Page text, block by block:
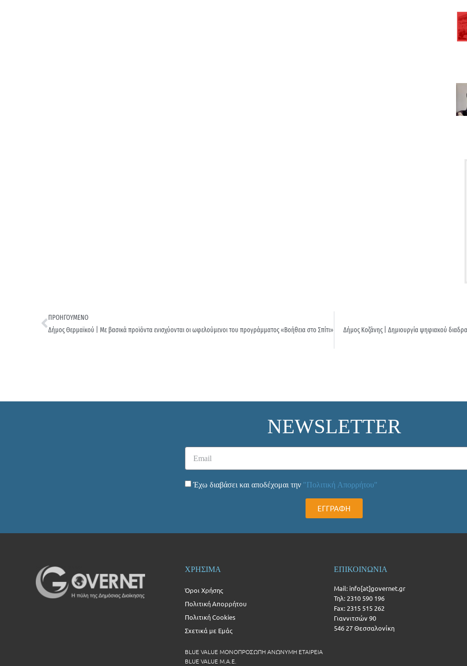
ΠΡΟΗΓΟΥΜΕΝΟ
Δήμος Θερμαϊκού | Με βασικά προϊόντα ενισχύονται οι ωφελούμενοι του προγράμματος «Βοήθεια στο Σπίτι»
Δήμος Κοζάνης | Δημιουργία ψηφιακού
NEWSLETTER
Έχω διαβάσει και αποδέχομαι την "Πολιτική Απορρήτου"
ΕΓΓΡΑΦΗ
ΧΡΗΣΙΜΑ
Όροι Χρήσης
Πολιτική Απορρήτου
Πολιτική Cookies
Σχετικά με Εμάς
BLUE VALUE ΜΟΝΟΠΡΟΣΩΠΗ ΑΝΩΝΥΜΗ ΕΤΑΙΡΕΙΑ
BLUE VALUE Μ.Α.Ε.
ΕΠΙΚΟΙΝΩΝΙΑ
Mail: info[at]governet.gr
Τηλ: 2310 590 196
Fax: 2315 515 262
Γιαννιτσών 90
546 27 Θεσσαλονίκη